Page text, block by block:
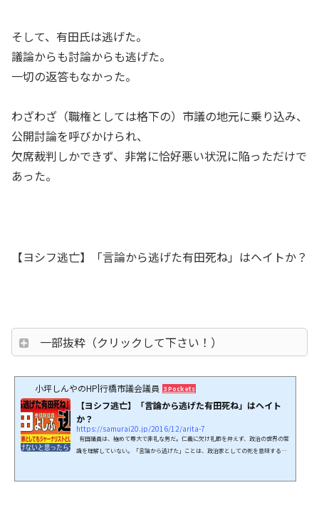
そして、有田氏は逃げた。
議論からも討論からも逃げた。
一切の返答もなかった。
わざわざ（職権としては格下の）市議の地元に乗り込み、
公開討論を呼びかけられ、
欠席裁判しかできず、非常に恰好悪い状況に陥っただけで
あった。
【ヨシフ逃亡】「言論から逃げた有田死ね」はヘイトか？
一部抜粋（クリックして下さい！）
小坪しんやのHP|行橋市議会議員 3 Pockets
【ヨシフ逃亡】「言論から逃げた有田死ね」はヘイト
か？
https://samurai20.jp/2016/12/arita-7
有田議員は、極めて尊大で非礼な男だ。仁義に欠け礼節を弁えず、政治の世界の常
識を理解していない。「言論から逃げた」ことは、政治家としての死を意味する。